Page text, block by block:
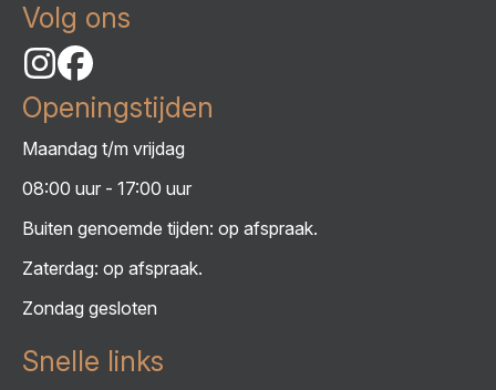
Volg ons
Openingstijden
Maandag t/m vrijdag
08:00 uur - 17:00 uur
Buiten genoemde tijden: op afspraak.
Zaterdag: op afspraak.
Zondag gesloten
Snelle links